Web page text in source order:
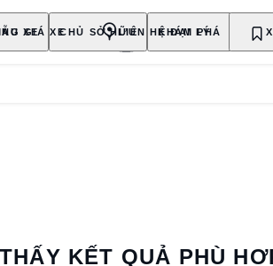
XE CHỦ SỞ HỮU KHÁM PHÁ
GIÁ XE LIÊN HỆ ĐẠI LÝ
KẾT QUẢ PHÙ